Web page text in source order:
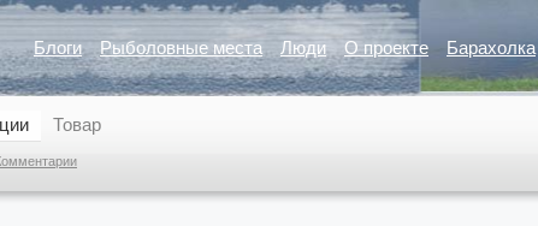
Блоги Рыболовные места Люди О проекте Барахолка
Товар